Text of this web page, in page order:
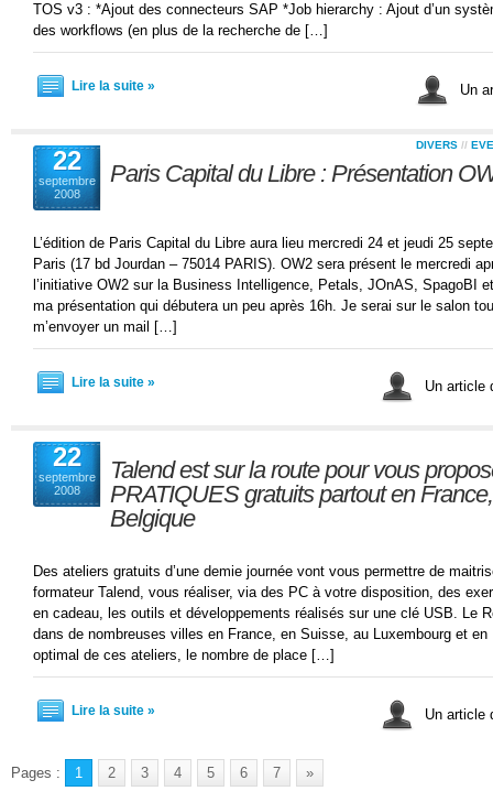
TOS v3 : *Ajout des connecteurs SAP *Job hierarchy : Ajout d’un
des workflows (en plus de la recherche de […]
Lire la suite » Un
22
septembre
2008
DIVERS //
Paris Capital du Libre : Présentation
L’édition de Paris Capital du Libre aura lieu mercredi 24 et jeudi 25
Paris (17 bd Jourdan – 75014 PARIS). OW2 sera présent le mercredi
l’initiative OW2 sur la Business Intelligence, Petals, JOnAS, SpagoBI
ma présentation qui débutera un peu après 16h. Je serai sur le salon
m’envoyer un mail […]
Lire la suite » Un article
22
septembre
2008
Talend est sur la route pour vous
PRATIQUES gratuits partout en
Belgique
Des ateliers gratuits d’une demie journée vont vous permettre de
formateur Talend, vous réaliser, via des PC à votre disposition, des
en cadeau, les outils et développements réalisés sur une clé USB. Le
dans de nombreuses villes en France, en Suisse, au Luxembourg et en
optimal de ces ateliers, le nombre de place […]
Lire la suite » Un article
Pages : 1 2 3 4 5 6 7 »